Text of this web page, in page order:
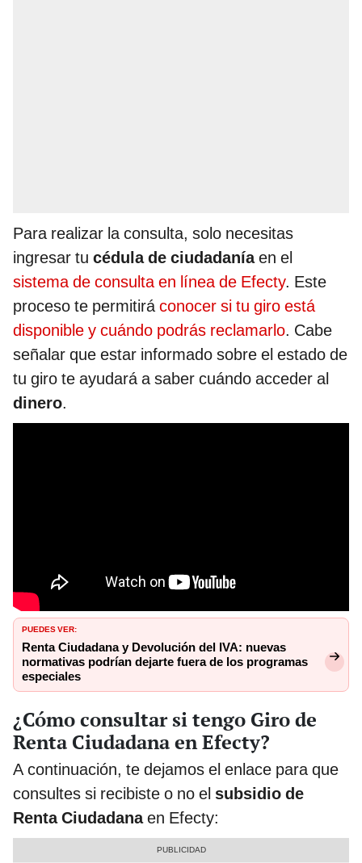
Para realizar la consulta, solo necesitas
ingresar tu cédula de ciudadaníaen el
sistema de consulta en línea de Efecty. Este
proceso te permitiráconocer si tu giro está
disponible y cuándo podrás reclamarlo. Cabe
señalar que estar informado sobre el estado de
tu giro te ayudará a saber cuándo acceder al
dinero.
PUEDES VER:
Renta Ciudadana y Devolución del IVA: nuevas
normativas podrían dejarte fuera de los programas
especiales
¿Cómo consultar si tengo Giro de
Renta Ciudadana en Efecty?
A continuación, te dejamos el enlace para que
consultes si recibiste o no el subsidio de
Renta Ciudadanaen Efecty: